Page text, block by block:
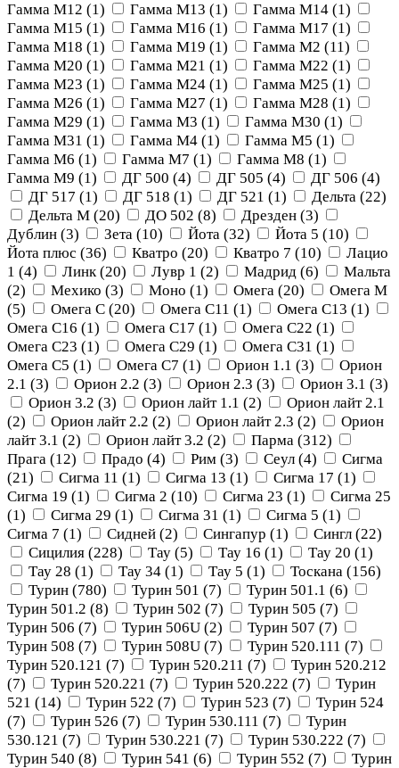
Гамма М12 (1) Гамма М13 (1) Гамма М14 (1)
Гамма М15 (1) Гамма М16 (1) Гамма М17 (1)
Гамма М18 (1) Гамма М19 (1) Гамма М2 (11)
Гамма М20 (1) Гамма М21 (1) Гамма М22 (1)
Гамма М23 (1) Гамма М24 (1) Гамма М25 (1)
Гамма М26 (1) Гамма М27 (1) Гамма М28 (1)
Гамма М29 (1) Гамма М3 (1) Гамма М30 (1)
Гамма М31 (1) Гамма М4 (1) Гамма М5 (1)
Гамма М6 (1) Гамма М7 (1) Гамма М8 (1)
Гамма М9 (1) ДГ 500 (4) ДГ 505 (4) ДГ 506 (4)
ДГ 517 (1) ДГ 518 (1) ДГ 521 (1) Дельта (22)
Дельта М (20) ДО 502 (8) Дрезден (3)
Дублин (3) Зета (10) Йота (32) Йота 5 (10)
Йота плюс (36) Кватро (20) Кватро 7 (10)
Лацио
1 (4) Линк (20) Лувр 1 (2) Мадрид (6)
Мальта
(2) Мехико (3) Моно (1) Омега (20)
Омега М
(5) Омега С (20) Омега С11 (1) Омега С13 (1)
Омега С16 (1) Омега С17 (1) Омега С22 (1)
Омега С23 (1) Омега С29 (1) Омега С31 (1)
Омега С5 (1) Омега С7 (1) Орион 1.1 (3)
Орион
2.1 (3) Орион 2.2 (3) Орион 2.3 (3) Орион 3.1 (3)
Орион 3.2 (3) Орион лайт 1.1 (2)
Орион лайт 2.1
(2) Орион лайт 2.2 (2) Орион лайт 2.3 (2)
Орион
лайт 3.1 (2) Орион лайт 3.2 (2) Парма (312)
Прага (12) Прадо (4) Рим (3) Сеул (4)
Сигма
(21) Сигма 11 (1) Сигма 13 (1) Сигма 17 (1)
Сигма 19 (1) Сигма 2 (10) Сигма 23 (1)
Сигма 25
(1) Сигма 29 (1) Сигма 31 (1) Сигма 5 (1)
Сигма 7 (1) Сидней (2) Сингапур (1) Сингл (22)
Сицилия (228) Тау (5) Тау 16 (1) Тау 20 (1)
Тау 28 (1) Тау 34 (1) Тау 5 (1) Тоскана (156)
Турин (780) Турин 501 (7) Турин 501.1 (6)
Турин 501.2 (8) Турин 502 (7) Турин 505 (7)
Турин 506 (7) Турин 506U (2) Турин 507 (7)
Турин 508 (7) Турин 508U (7) Турин 520.111 (7)
Турин 520.121 (7) Турин 520.211 (7)
Турин 520.212
(7) Турин 520.221 (7) Турин 520.222 (7)
Турин
521 (14) Турин 522 (7) Турин 523 (7)
Турин 524
(7) Турин 526 (7) Турин 530.111 (7)
Турин
530.121 (7) Турин 530.221 (7) Турин 530.222 (7)
Турин 540 (8) Турин 541 (6) Турин 552 (7)
Турин